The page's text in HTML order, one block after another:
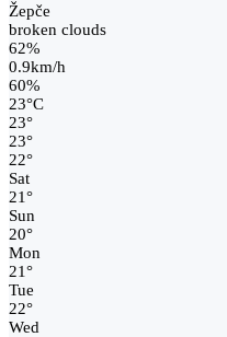
Žepče
broken clouds
62%
0.9km/h
60%
23°C
23°
23°
22°
Sat
21°
Sun
20°
Mon
21°
Tue
22°
Wed